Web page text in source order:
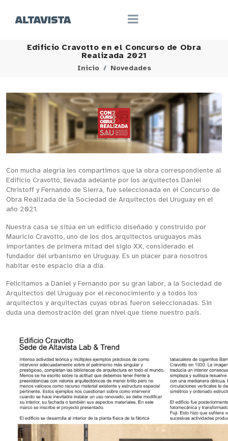
Edificio Cravotto en el Concurso de Obra
Realizada 2021
Inicio Novedades
Con mucha alegría les compartimos que la obra correspondiente al
Edificio Cravotto, llevada adelante por los arquitectos Daniel
Christoff y Fernando de Sierra, fue seleccionada en el Concurso de
Obra Realizada de la Sociedad de Arquitectos del Uruguay en el
año 2021.
Nuestra casa se sitúa en un edificio diseñado y construido por
Mauricio Cravotto, uno de los dos arquitectos uruguayos más
importantes de primera mitad del siglo XX, considerado el
fundador del urbanismo en Uruguay. Es un placer para nosotros
habitar este espacio día a día.
Felicitamos a Daniel y Fernando por su gran labor, a la Sociedad de
Arquitectos del Uruguay por el reconocimiento y a todos los
arquitectos y arquitectas cuyas obras fueron seleccionadas. Sin
duda una demostración del gran nivel que tiene nuestro país.